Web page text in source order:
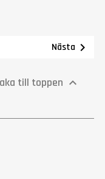
Nästa 
till toppen 